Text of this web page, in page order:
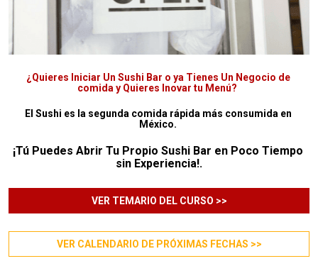
¿Quieres Iniciar Un Sushi Bar o ya Tienes Un Negocio de
comida y Quieres Inovar tu Menú?
El Sushi es la segunda comida rápida más consumida en
México.
¡Tú Puedes Abrir Tu Propio Sushi Bar en Poco Tiempo
sin Experiencia!.
VER TEMARIO DEL CURSO >>
VER CALENDARIO DE PRÓXIMAS FECHAS >>